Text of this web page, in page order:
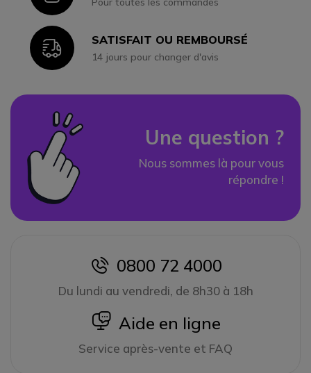
IconSATISFAIT OU REMBOURSÉ
14 jours pour changer d'avis
Une question ?
Nous sommes là pour vous
répondre !
icon
0800 72 4000
Du lundi au vendredi, de 8h30 à 18h
icon
Aide en ligne
Service après-vente et FAQ